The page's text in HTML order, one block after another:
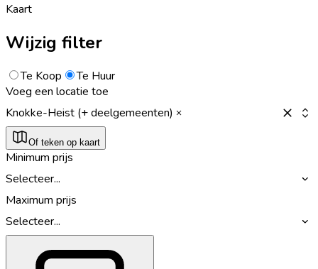
Kaart
Wijzig filter
Te Koop
Te Huur
Voeg een locatie toe
Knokke-Heist (+ deelgemeenten)
Of teken op kaart
Minimum prijs
Selecteer...
Maximum prijs
Selecteer...